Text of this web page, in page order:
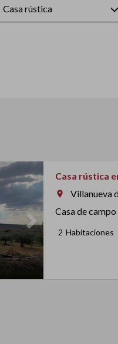
Casa rústica
Next
Casa rústica
room
Villanueva
Casa de
2 Habitaciones